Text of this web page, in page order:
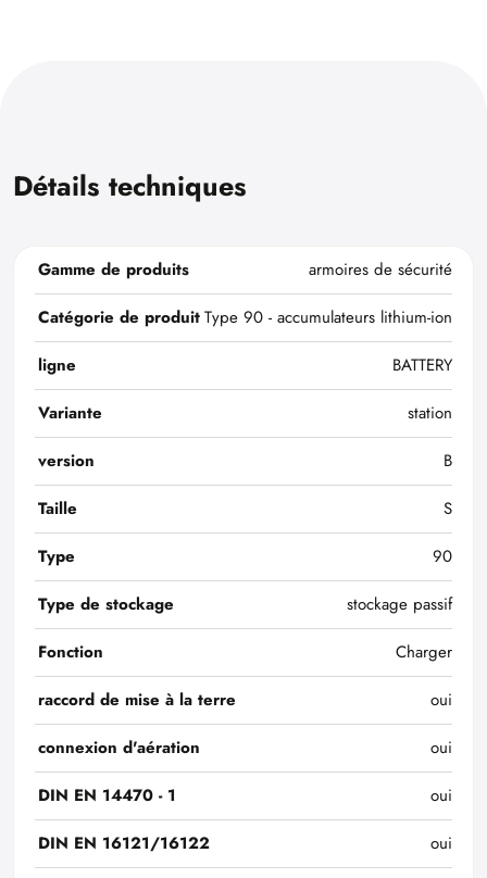
Détails techniques
Gamme de produits
armoires de sécurité
Catégorie de produitType 90 - accumulateurs lithium-ion
ligne
BATTERY
Variante
station
version
B
Taille
S
Type
90
Type de stockage
stockage passif
Fonction
Charger
raccord de mise à la terre
oui
connexion d'aération
oui
DIN EN 14470 - 1
oui
DIN EN 16121/16122
oui